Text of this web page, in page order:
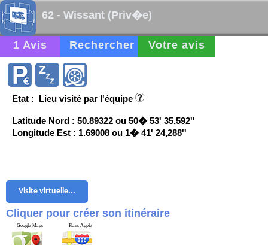
62 - Wissant (Priv�e)
1 Avis Rechercher Votre avis
Etat : Lieu visité par l'équipe
Latitude Nord : 50.89322 ou 50� 53' 35,592''
Longitude Est : 1.69008 ou 1� 41' 24,288''
Visite virtuelle...
Cliquer pour créer son itinéraire
Google Maps Plans Apple